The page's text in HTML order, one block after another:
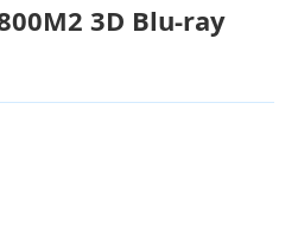
3D Blu-ray